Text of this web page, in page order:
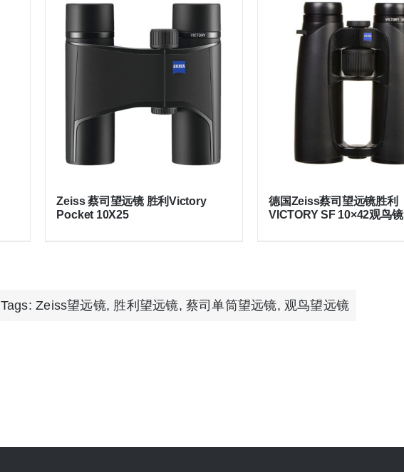
Zeiss 蔡司望远镜 胜利Victory
Pocket 10X25
德国Zeiss蔡司望远镜胜利
VICTORY SF 10×42观鸟镜
Tags:Zeiss望远镜, 胜利望远镜, 蔡司单筒望远镜,观鸟望远镜